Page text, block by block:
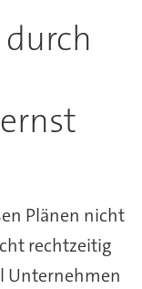
Plänen nicht
rechtzeitig
Unternehmen